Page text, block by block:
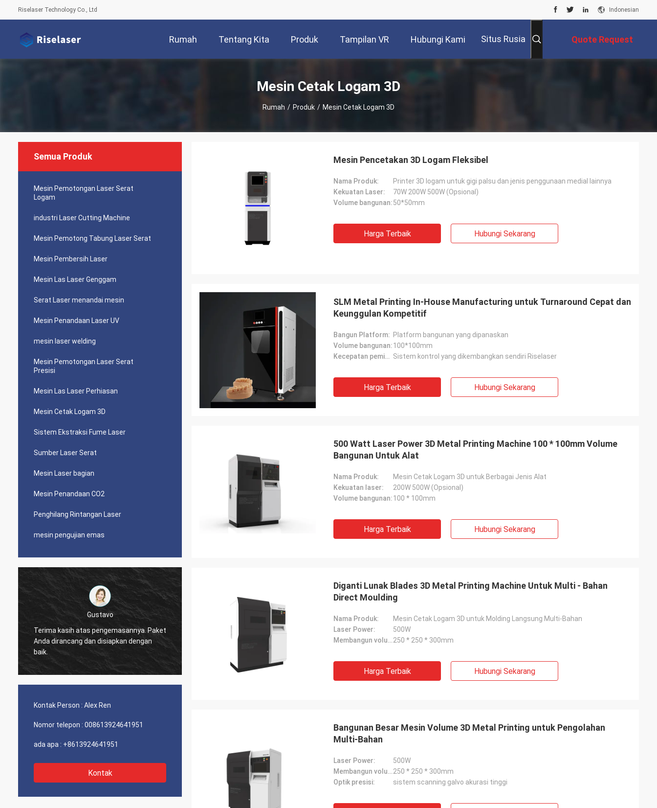
Riselaser Technology Co., Ltd Indonesian
Rumah Tentang Kita Produk Tampilan VR Hubungi Kami Situs Rusia Quote Request
Mesin Cetak Logam 3D
Rumah / Produk / Mesin Cetak Logam 3D
Semua Produk
Mesin Pemotongan Laser Serat
Logam
industri Laser Cutting Machine
Mesin Pemotong Tabung Laser Serat
Mesin Pembersih Laser
Mesin Las Laser Genggam
Serat Laser menandai mesin
Mesin Penandaan Laser UV
mesin laser welding
Mesin Pemotongan Laser Serat
Presisi
Mesin Las Laser Perhiasan
Mesin Cetak Logam 3D
Sistem Ekstraksi Fume Laser
Sumber Laser Serat
Mesin Laser bagian
Mesin Penandaan CO2
Penghilang Rintangan Laser
mesin pengujian emas
Gustavo
Terima kasih atas pengemasannya. Paket
Anda dirancang dan disiapkan dengan
baik.
Pemenang
Terima kasih, Zoe.
Stefano
Mesinnya terlihat kokoh ... kekar .. seperti
itu!
Kontak Person : Alex Ren
Nomor telepon : 008613924641951
ada apa : +8613924641951
Kontak
Mesin Pencetakan 3D Logam Fleksibel
Nama Produk:
Printer 3D logam untuk gigi palsu dan jenis penggunaan medial lainnya
Kekuatan Laser:
70W 200W 500W (Opsional)
Volume bangunan:50*50mm
Harga Terbaik Hubungi Sekarang
SLM Metal Printing In-House Manufacturing untuk Turnaround Cepat dan
Keunggulan Kompetitif
Bangun Platform: Platform bangunan yang dipanaskan
Volume bangunan:100*100mm
Kecepatan pemindaian: Sistem kontrol yang dikembangkan sendiri Riselaser
Harga Terbaik Hubungi Sekarang
500 Watt Laser Power 3D Metal Printing Machine 100 * 100mm Volume
Bangunan Untuk Alat
Nama Produk:
Mesin Cetak Logam 3D untuk Berbagai Jenis Alat
Kekuatan laser:
200W 500W (Opsional)
Volume bangunan:100 * 100mm
Harga Terbaik Hubungi Sekarang
Diganti Lunak Blades 3D Metal Printing Machine Untuk Multi - Bahan
Direct Moulding
Nama Produk:
Mesin Cetak Logam 3D untuk Molding Langsung Multi-Bahan
Laser Power:
500W
Membangun volume:250 * 250 * 300mm
Harga Terbaik Hubungi Sekarang
Bangunan Besar Mesin Volume 3D Metal Printing untuk Pengolahan
Multi-Bahan
Laser Power:
500W
Membangun volume:250 * 250 * 300mm
Optik presisi:
sistem scanning galvo akurasi tinggi